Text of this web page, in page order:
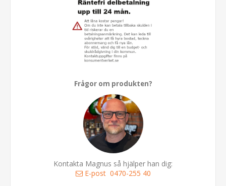
Frågor om produkten?
Kontakta Magnus så hjälper han dig:
E-post 0470-255 40